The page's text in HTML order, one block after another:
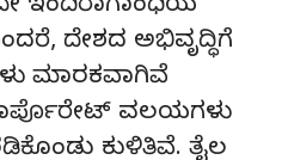
ಇಂದಿರಾಗಾಂಧಿಯ
ದೇಶದ ಅಭಿವೃದ್ಧಿಗೆ
ಮಾರಕವಾಗಿವೆ
ವಲಯಗಳು
ಕುಳಿತಿವೆ. ತೈಲ